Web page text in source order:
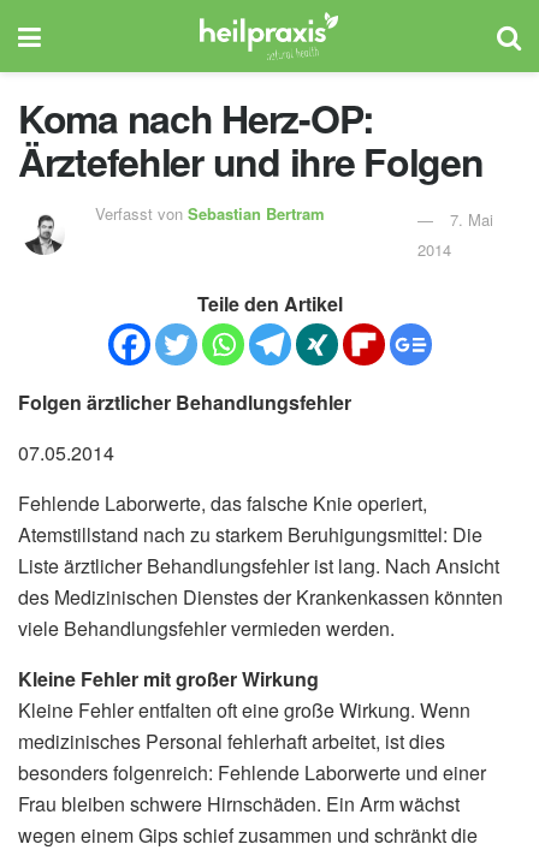
Koma nach Herz-OP:
Ärztefehler und ihre Folgen
Verfasst von Sebastian Bertram
7. Mai
2014
Teile den Artikel
Folgen ärztlicher Behandlungsfehler
07.05.2014
Fehlende Laborwerte, das falsche Knie operiert,
Atemstillstand nach zu starkem Beruhigungsmittel: Die
Liste ärztlicher Behandlungsfehler ist lang. Nach Ansicht
des Medizinischen Dienstes der Krankenkassen könnten
viele Behandlungsfehler vermieden werden.
Kleine Fehler mit großer Wirkung
Kleine Fehler entfalten oft eine große Wirkung. Wenn
medizinisches Personal fehlerhaft arbeitet, ist dies
besonders folgenreich: Fehlende Laborwerte und einer
Frau bleiben schwere Hirnschäden. Ein Arm wächst
wegen einem Gips schief zusammen und schränkt die